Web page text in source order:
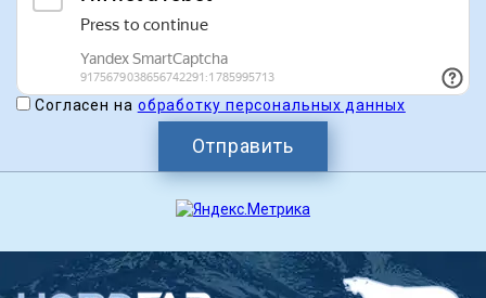
Согласен на обработку персональных данных
Отправить